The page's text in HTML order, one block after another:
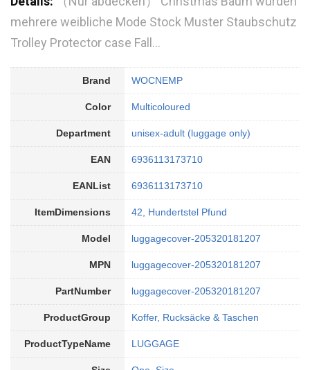
mehrere weibliche Mode Stock Muster Staubschutz
Trolley Protector case Fall…
Brand WOCNEMP
Color Multicoloured
Department unisex-adult (luggage only)
EAN 6936113173710
EANList 6936113173710
ItemDimensions 42, Hundertstel Pfund
Model luggagecover-205320181207
MPN luggagecover-205320181207
PartNumber luggagecover-205320181207
ProductGroup Koffer, Rucksäcke & Taschen
ProductTypeName LUGGAGE